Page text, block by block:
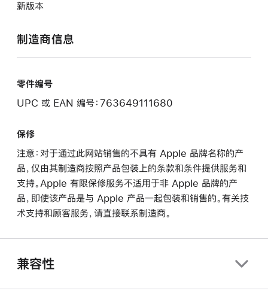
新版本
制造商信息
零件编号
UPC 或 EAN 编号：763649111680
保修
注意：对于通过此网站销售的不具有 Apple 品牌名称的产
品，仅由其制造商按照产品包装上的条款和条件提供服务和
支持。Apple 有限保修服务不适用于非 Apple 品牌的产
品，即使该产品是与 Apple 产品一起包装和销售的。有关技
术支持和顾客服务，请直接联系制造商。
兼容性